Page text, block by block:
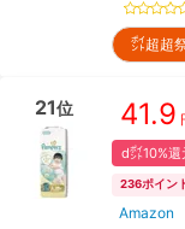
㌽超超
21位 41.9
d㌽10%
236ポイン
Amazon